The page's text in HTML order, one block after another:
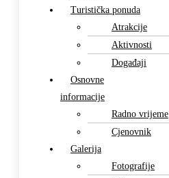
Turistička ponuda
Atrakcije
Aktivnosti
Događaji
Osnovne
informacije
Radno vrijeme
Cjenovnik
Galerija
Fotografije